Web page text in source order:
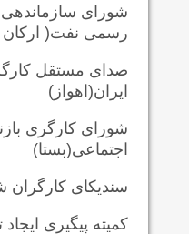
شورای سازماندهی
رسمی نفت( ارکان
صدای مستقل
ایران(اهواز)
شورای کارگری
اجتماعی(بستا)
سندیکای
کمیته پیگیری